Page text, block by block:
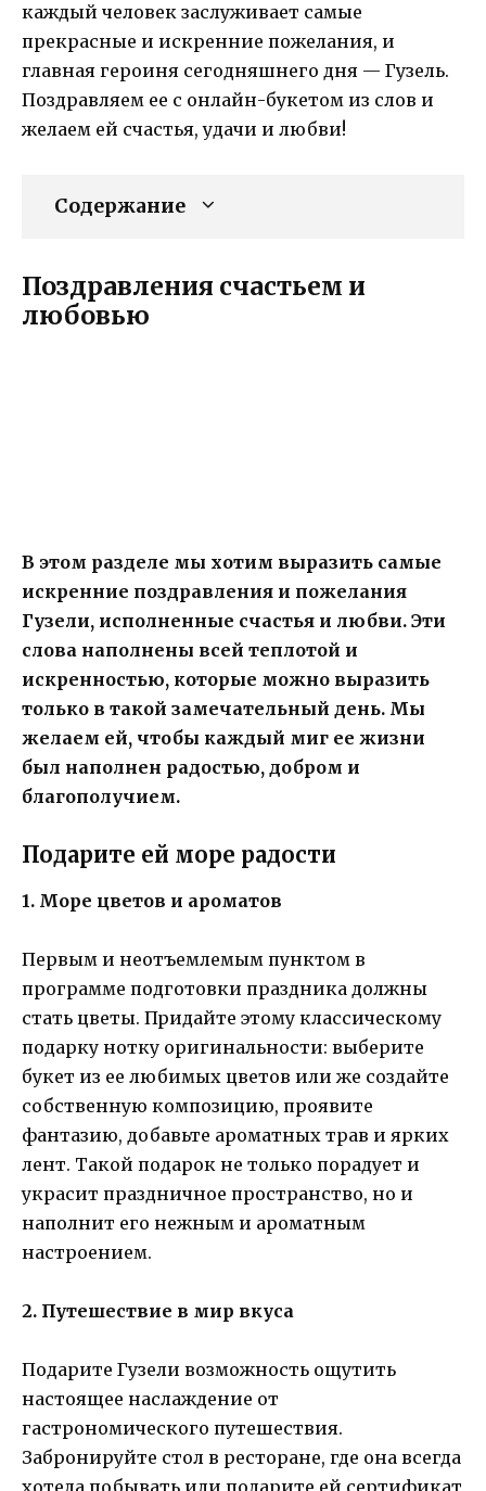
каждый человек заслуживает самые
прекрасные и искренние пожелания, и
главная героиня сегодняшнего дня — Гузель.
Поздравляем ее с онлайн-букетом из слов и
желаем ей счастья, удачи и любви!
Содержание
Поздравления счастьем и
любовью
В этом разделе мы хотим выразить самые
искренние поздравления и пожелания
Гузели, исполненные счастья и любви. Эти
слова наполнены всей теплотой и
искренностью, которые можно выразить
только в такой замечательный день. Мы
желаем ей, чтобы каждый миг ее жизни
был наполнен радостью, добром и
благополучием.
Подарите ей море радости
1. Море цветов и ароматов
Первым и неотъемлемым пунктом в
программе подготовки праздника должны
стать цветы. Придайте этому классическому
подарку нотку оригинальности: выберите
букет из ее любимых цветов или же создайте
собственную композицию, проявите
фантазию, добавьте ароматных трав и ярких
лент. Такой подарок не только порадует и
украсит праздничное пространство, но и
наполнит его нежным и ароматным
настроением.
2. Путешествие в мир вкуса
Подарите Гузели возможность ощутить
настоящее наслаждение от
гастрономического путешествия.
Забронируйте стол в ресторане, где она всегда